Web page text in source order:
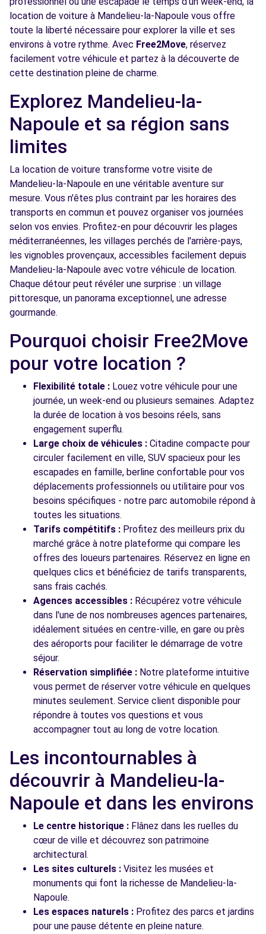
Free2move Rent - CHOPARD CANNES SCC -
MOUGINS (D)
7.3
km
235 ROUTE DU CANNET
MOUGINS, 06250
Voir l'agence
Free2Move Rent - MARRONNIERS AUTOS -
GRASSE (C)
km
AVENUE DE LA LIBERATION
GRASSE, 06130
Voir l'agence
Free2Move Rent - CHOPARD CANNES
CITROEN - GRASSE (C)
km
ROUTE DU PLAN
GRASSE, 06130
Voir l'agence
Voir toutes les agences
location de voiture à Mandelieu-la-Napoule vous offre
toute la liberté nécessaire pour explorer la ville et ses
environs à votre rythme. Avec Free2Move, réservez
facilement votre véhicule et partez à la découverte de
cette destination pleine de charme.
Explorez Mandelieu-la-
Napoule et sa région sans
limites
La location de voiture transforme votre visite de
Mandelieu-la-Napoule en une véritable aventure sur
mesure. Vous n'êtes plus contraint par les horaires des
transports en commun et pouvez organiser vos journées
selon vos envies. Profitez-en pour découvrir les plages
méditerranéennes, les villages perchés de l'arrière-pays,
les vignobles provençaux, accessibles facilement depuis
Mandelieu-la-Napoule avec votre véhicule de location.
Chaque détour peut révéler une surprise : un village
pittoresque, un panorama exceptionnel, une adresse
gourmande.
Pourquoi choisir Free2Move
pour votre location ?
Flexibilité totale : Louez votre véhicule pour une
journée, un week-end ou plusieurs semaines. Adaptez
la durée de location à vos besoins réels, sans
engagement superflu.
Large choix de véhicules : Citadine compacte pour
circuler facilement en ville, SUV spacieux pour les
escapades en famille, berline confortable pour vos
déplacements professionnels ou utilitaire pour vos
besoins spécifiques - notre parc automobile répond à
toutes les situations.
Tarifs compétitifs : Profitez des meilleurs prix du
marché grâce à notre plateforme qui compare les
offres des loueurs partenaires. Réservez en ligne en
quelques clics et bénéficiez de tarifs transparents,
sans frais cachés.
Agences accessibles : Récupérez votre véhicule
dans l'une de nos nombreuses agences partenaires,
idéalement situées en centre-ville, en gare ou près
des aéroports pour faciliter le démarrage de votre
séjour.
Réservation simplifiée : Notre plateforme intuitive
vous permet de réserver votre véhicule en quelques
minutes seulement. Service client disponible pour
répondre à toutes vos questions et vous
accompagner tout au long de votre location.
Les incontournables à
découvrir à Mandelieu-la-
Napoule et dans les environs
Le centre historique : Flânez dans les ruelles du
cœur de ville et découvrez son patrimoine
architectural.
Les sites culturels : Visitez les musées et
monuments qui font la richesse de Mandelieu-la-
Napoule.
Les espaces naturels : Profitez des parcs et jardins
pour une pause détente en pleine nature.